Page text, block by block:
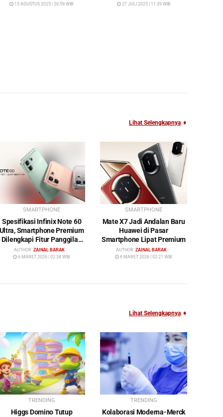
15 AGUSTUS 2025 | 20:59 WIB
27 JULI 2025 | 11:39 WIB
Lihat Selengkapnya ➧
SMARTPHONE
Spesifikasi Infinix Note 60
Ultra, Smartphone Premium
Dilengkapi Fitur Panggilan
Satelit
AUTHOR: ZAINAL BARAK
6 MARET 2026 | 02:38 WIB
SMARTPHONE
Mate X7 Jadi Andalan Baru
Huawei di Pasar
Smartphone Lipat Premium
AUTHOR: ZAINAL BARAK
6 MARET 2026 | 02:21 WIB
Lihat Selengkapnya ➧
TRENDING
Higgs Domino Tutup
TRENDING
Kolaborasi Moderna-Merck